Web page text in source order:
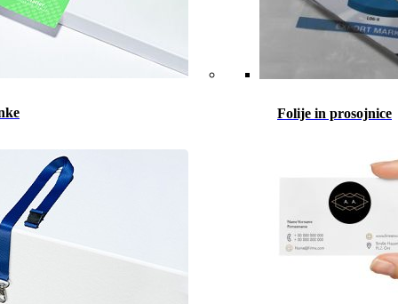
Folije in prosojnice